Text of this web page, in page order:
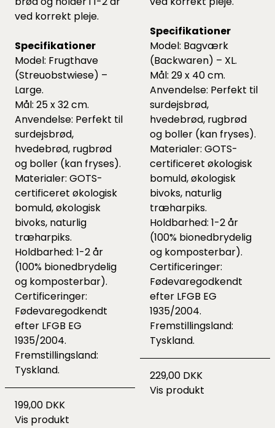
ved korrekt pleje.
Specifikationer
Model: Frugthave
(Streuobstwiese) –
Large.
Mål: 25 x 32 cm.
Anvendelse: Perfekt til
surdejsbrød,
hvedebrød, rugbrød
og boller (kan fryses).
Materialer: GOTS-
certificeret økologisk
bomuld, økologisk
bivoks, naturlig
træharpiks.
Holdbarhed: 1-2 år
(100% bionedbrydelig
og komposterbar).
Certificeringer:
Fødevaregodkendt
efter LFGB EG
1935/2004.
Fremstillingsland:
Tyskland.
199,00 DKK
Vis produkt
Specifikationer
Model: Bagværk
(Backwaren) – XL.
Mål: 29 x 40 cm.
Anvendelse: Perfekt til
surdejsbrød,
hvedebrød, rugbrød
og boller (kan fryses).
Materialer: GOTS-
certificeret økologisk
bomuld, økologisk
bivoks, naturlig
træharpiks.
Holdbarhed: 1-2 år
(100% bionedbrydelig
og komposterbar).
Certificeringer:
Fødevaregodkendt
efter LFGB EG
1935/2004.
Fremstillingsland:
Tyskland.
229,00 DKK
Vis produkt